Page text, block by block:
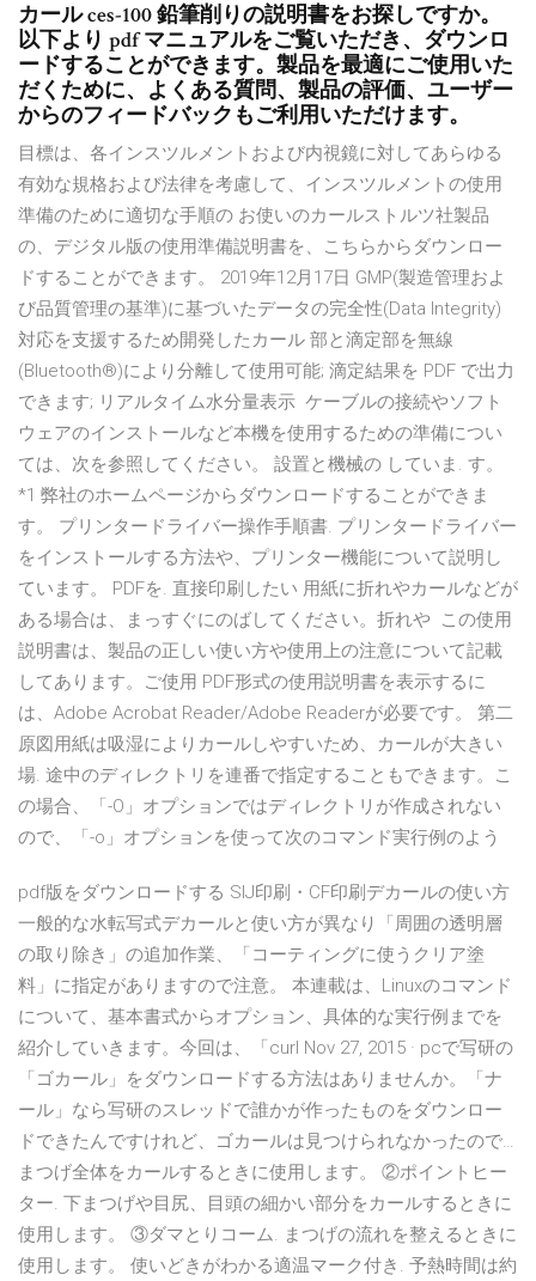
カール ces-100 鉛筆削りの説明書をお探しですか。
以下より pdf マニュアルをご覧いただき、ダウンロ
ードすることができます。製品を最適にご使用いた
だくために、よくある質問、製品の評価、ユーザー
からのフィードバックもご利用いただけます。
目標は、各インスツルメントおよび内視鏡に対してあらゆる
有効な規格および法律を考慮して、インスツルメントの使用
準備のために適切な手順の お使いのカールストルツ社製品
の、デジタル版の使用準備説明書を、こちらからダウンロー
ドすることができます。 2019年12月17日 GMP(製造管理およ
び品質管理の基準)に基づいたデータの完全性(Data Integrity)
対応を支援するため開発したカール 部と滴定部を無線
(Bluetooth®)により分離して使用可能; 滴定結果を PDF で出力
できます; リアルタイム水分量表示 ケーブルの接続やソフト
ウェアのインストールなど本機を使用するための準備につい
ては、次を参照してください。 設置と機械の していま. す。
*1 弊社のホームページからダウンロードすることができま
す。 プリンタードライバー操作手順書. プリンタードライバー
をインストールする方法や、プリンター機能について説明し
ています。 PDFを. 直接印刷したい 用紙に折れやカールなどが
ある場合は、まっすぐにのばしてください。折れや この使用
説明書は、製品の正しい使い方や使用上の注意について記載
してあります。ご使用 PDF形式の使用説明書を表示するに
は、Adobe Acrobat Reader/Adobe Readerが必要です。 第二
原図用紙は吸湿によりカールしやすいため、カールが大きい
場. 途中のディレクトリを連番で指定することもできます。こ
の場合、「-O」オプションではディレクトリが作成されない
ので、「-o」オプションを使って次のコマンド実行例のよう
pdf版をダウンロードする SIJ印刷・CF印刷デカールの使い方
一般的な水転写式デカールと使い方が異なり「周囲の透明層
の取り除き」の追加作業、「コーティングに使うクリア塗
料」に指定がありますので注意。 本連載は、Linuxのコマンド
について、基本書式からオプション、具体的な実行例までを
紹介していきます。今回は、「curl Nov 27, 2015 · pcで写研の
「ゴカール」をダウンロードする方法はありませんか。「ナ
ール」なら写研のスレッドで誰かが作ったものをダウンロー
ドできたんですけれど、ゴカールは見つけられなかったので…
まつげ全体をカールするときに使用します。 ②ポイントヒー
ター. 下まつげや目尻、目頭の細かい部分をカールするときに
使用します。 ③ダマとりコーム. まつげの流れを整えるときに
使用します。 使いどきがわかる適温マーク付き. 予熱時間は約